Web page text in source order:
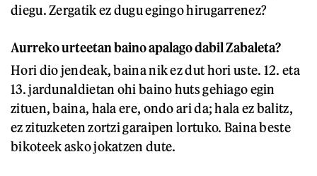
diegu. Zergatik ez dugu egingo hirugarrenez?
Aurreko urteetan baino apalago dabil Zabaleta?
Hori dio jendeak, baina nik ez dut hori uste. 12. eta
13. jardunaldietan ohi baino huts gehiago egin
zituen, baina, hala ere, ondo ari da; hala ez balitz,
ez zituzketen zortzi garaipen lortuko. Baina beste
bikoteek asko jokatzen dute.